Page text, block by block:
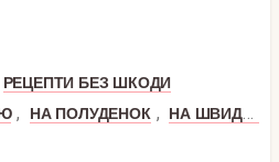
РЕЦЕПТИ БЕЗ ШКОДИ
, НА ПОЛУДЕНОК ,
НА ШВИДКУ РУКУ